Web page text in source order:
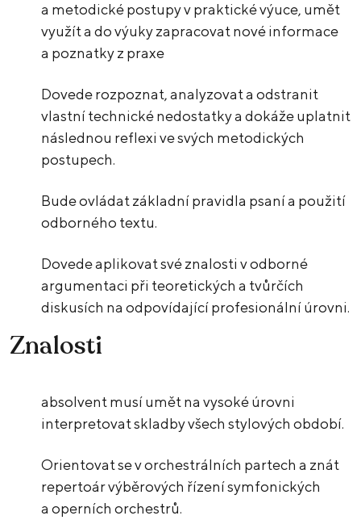
a metodické postupy v praktické výuce, umět
využít a do výuky zapracovat nové informace
a poznatky z praxe
Dovede rozpoznat, analyzovat a odstranit
vlastní technické nedostatky a dokáže uplatnit
následnou reflexi ve svých metodických
postupech.
Bude ovládat základní pravidla psaní a použití
odborného textu.
Dovede aplikovat své znalosti v odborné
argumentaci při teoretických a tvůrčích
diskusích na odpovídající profesionální úrovni.
Znalosti
absolvent musí umět na vysoké úrovni
interpretovat skladby všech stylových období.
Orientovat se v orchestrálních partech a znát
repertoár výběrových řízení symfonických
a operních orchestrů.